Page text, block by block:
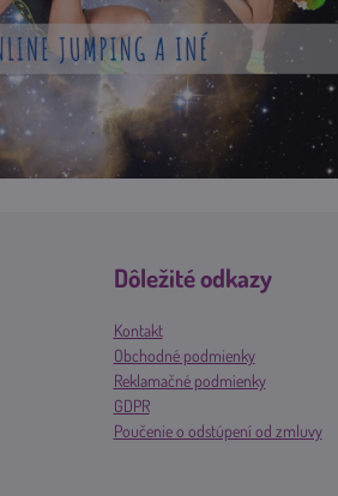
Dôležité odkazy
Kontakt
Obchodné podmienky
Reklamačné podmienky
GDPR
Poučenie o odstúpení od zmluvy